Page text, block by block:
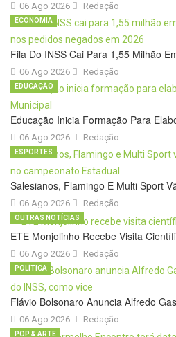
06 Ago 2026 Redação
Fila Do INSS Cai Para 1,55 Milhão
06 Ago 2026
ECONOMIA
Redação
Educação Inicia Formação Para
06 Ago 2026
EDUCAÇÃO
Redação
Salesianos, Flamingo E Multi Sport
06 Ago 2026
ESPORTES
Redação
ETE Monjolinho Recebe Visita
06 Ago 2026
OUTRAS NOTÍCIAS
Redação
Flávio Bolsonaro Anuncia Alfredo
06 Ago 2026
POLÍTICA
Redação
POP & ARTE